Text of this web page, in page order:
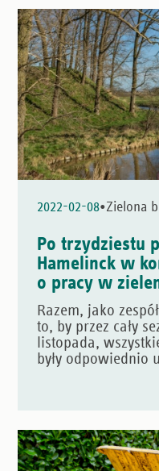
2022-02-08•Zielona
Po trzydziestu
Hamelinck w
o pracy w
Razem, jako
to, by przez cały
listopada,
były odpowiednio